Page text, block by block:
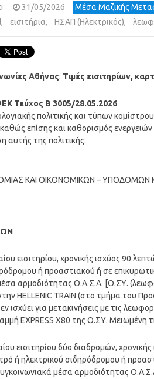
31/05/2026 Μέσα Μαζικής
, εισιτήρια, ΗΣΑΠ (Ηλεκτρικός),
Αθήνας: Τιμές εισιτηρίων,
Τεύχος Β 3005/28.05.2026
πολιτικής και τύπων
επίσης και καθορισμός
αυτής της πολιτικής.
ΚΑΙ ΟΙΚΟΝΟΜΙΚΩΝ –
εισιτηρίου, χρονικής ισχύος 90
ή προαστιακού ή σε
αρμοδιότητας Ο.Α.Σ.Α. [Ο.ΣΥ.
HELLENIC TRAIN (στο τμήμα του
ισχύει για μετακινήσεις με τις
EXPRESS Χ80 της Ο.ΣΥ. Μειωμένη
εισιτηρίου δύο διαδρομών,
ή ηλεκτρικού σιδηρόδρομου ή
μέσα αρμοδιότητας